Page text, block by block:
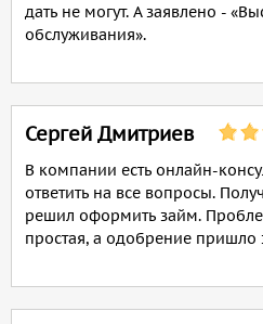
дать не могут. А заявлено -
обслуживания».
Сергей Дмитриев
В компании есть онлайн-
ответить на все вопросы.
решил оформить займ.
простая, а одобрение пришло